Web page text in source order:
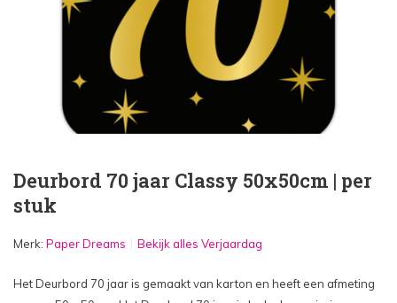
Deurbord 70 jaar Classy 50x50cm | per
stuk
Merk: Paper Dreams Bekijk alles Verjaardag
Het Deurbord 70 jaar is gemaakt van karton en heeft een afmeting